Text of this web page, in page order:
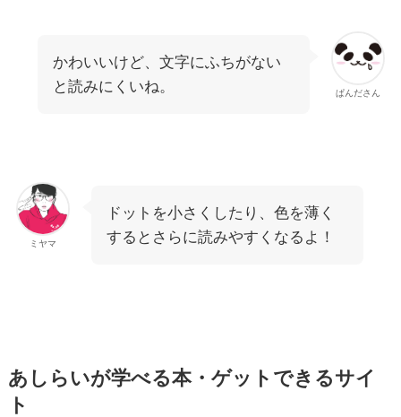
ぱんださん
かわいいけど、文字にふちがない
と読みにくいね。
ミヤマ
ドットを小さくしたり、色を薄く
するとさらに読みやすくなるよ！
あしらいが学べる本・ゲットできるサイ
ト